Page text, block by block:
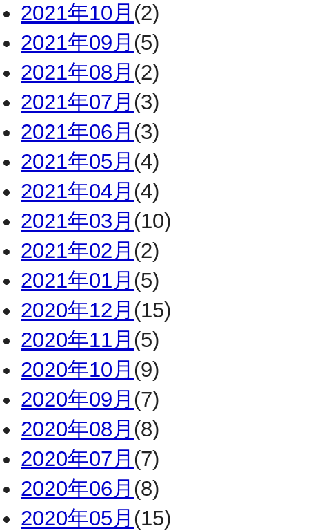
2021年10月 (2)
2021年09月 (5)
2021年08月 (2)
2021年07月 (3)
2021年06月 (3)
2021年05月 (4)
2021年04月 (4)
2021年03月 (10)
2021年02月 (2)
2021年01月 (5)
2020年12月 (15)
2020年11月 (5)
2020年10月 (9)
2020年09月 (7)
2020年08月 (8)
2020年07月 (7)
2020年06月 (8)
2020年05月 (15)